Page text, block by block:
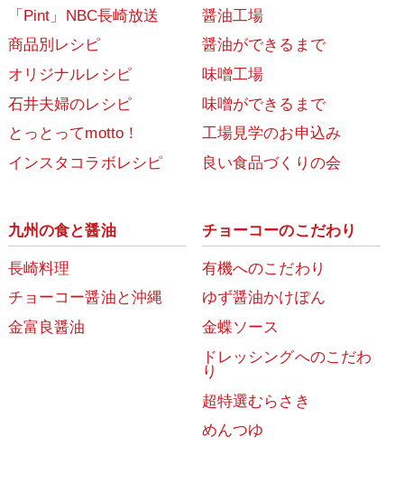
「Pint」NBC長崎放送
商品別レシピ
オリジナルレシピ
石井夫婦のレシピ
とっとってmotto！
インスタコラボレシピ
醤油工場
醤油ができるまで
味噌工場
味噌ができるまで
工場見学のお申込み
良い食品づくりの会
九州の食と醤油
長崎料理
チョーコー醤油と沖縄
金富良醤油
チョーコーのこだわり
有機へのこだわり
ゆず醤油かけぽん
金蝶ソース
ドレッシングへのこだわ
り
超特選むらさき
めんつゆ